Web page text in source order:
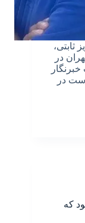
ثابتی،
در
در
که